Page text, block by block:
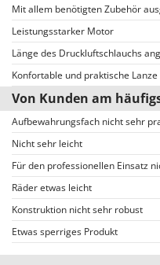
Alle Bewertungen, sowohl die
Benutzer leicht eingesehen
vereinfachte Auswahl
positiven oder negativen
Mit allem benötigten Zubehör
Leistungsstarker Motor
Länge des Druckluftschlauchs
Konfortable und praktische Lanze
Von Kunden am
Aufbewahrungsfach nicht sehr
Nicht sehr leicht
Für den professionellen Einsatz
Räder etwas leicht
Konstruktion nicht sehr robust
Etwas sperriges Produkt